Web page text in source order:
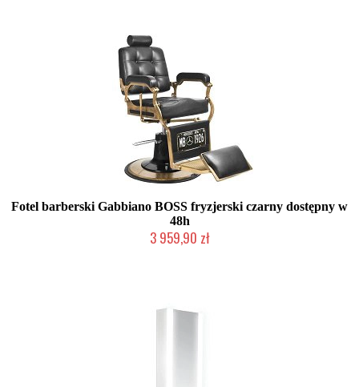
Fotel barberski Gabbiano BOSS fryzjerski czarny dostępny w
48h
3 959,90 zł